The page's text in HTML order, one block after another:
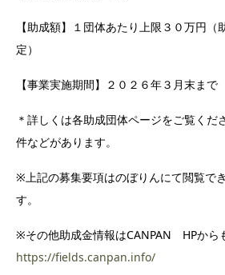
【助成額】１団体あたり上限３０万円
定）
【事業実施期間】２０２６年３月末まで
＊詳しくは各助成団体ページをご覧くだ
件などがあります。
※上記の募集要項はのぼりんにて閲覧で
す。
※その他助成金情報はCANPAN HPから
https://fields.canpan.info/